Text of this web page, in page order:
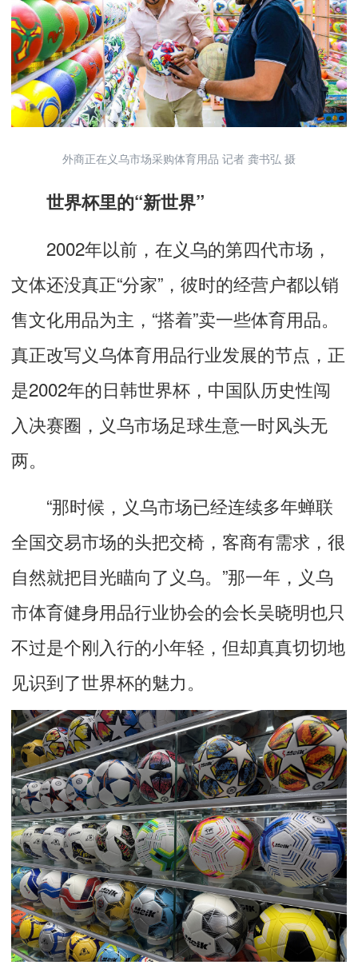
外商正在义乌市场采购体育用品 记者 龚书弘 摄
世界杯里的“新世界”
2002年以前，在义乌的第四代市场，
文体还没真正“分家”，彼时的经营户都以销
售文化用品为主，“搭着”卖一些体育用品。
真正改写义乌体育用品行业发展的节点，正
是2002年的日韩世界杯，中国队历史性闯
入决赛圈，义乌市场足球生意一时风头无
两。
“那时候，义乌市场已经连续多年蝉联
全国交易市场的头把交椅，客商有需求，很
自然就把目光瞄向了义乌。”那一年，义乌
市体育健身用品行业协会的会长吴晓明也只
不过是个刚入行的小年轻，但却真真切切地
见识到了世界杯的魅力。